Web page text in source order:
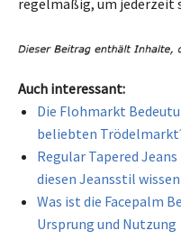
Auch interessant:
Die Flohmarkt
beliebten
Regular Tapered
diesen Jeansstil
Was ist die Facepalm
Ursprung und Nutzung